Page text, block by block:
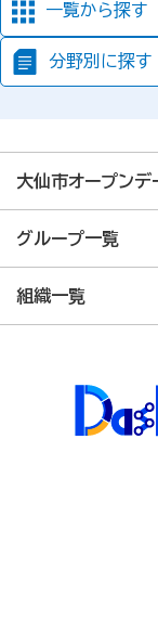
一覧から探す
分野別に探す
大仙市オープンデ
グループ一覧
組織一覧